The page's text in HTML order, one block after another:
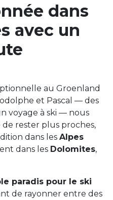
dans
avec un
au Groenland
et Pascal — des
voyage à ski — nous
rester plus proches,
dans les Alpes
dans les Dolomites,
paradis pour le ski
de rayonner entre des